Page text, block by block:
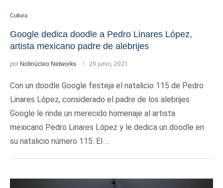
Cultura
Google dedica doodle a Pedro Linares López,
artista mexicano padre de alebrijes
por Notinúcleo Networks 29 junio, 2021
Con un doodle Google festeja el natalicio 115 de Pedro
Linares López, considerado el padre de los alebrijes
Google le rinde un merecido homenaje al artista
mexicano Pedro Linares López y le dedica un doodle en
su natalicio número 115. El …